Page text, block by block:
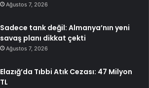
Ağustos 7, 2026
Sadece tank değil: Almanya’nın yeni
savaş planı dikkat çekti
Ağustos 7, 2026
Elazığ’da Tıbbi Atık Cezası: 47 Milyon
TL